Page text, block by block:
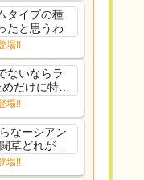
タイプの種
たと思うわ
場!!
ないならラ
だけに特定
んだかむな
てわけじゃ
ど
場!!
なーシアン
草どれが事
む必要があ
？って思っ
場!!